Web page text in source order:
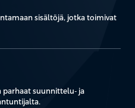
sisältöjä, jotka toimivat
parhaat suunnittelu- ja